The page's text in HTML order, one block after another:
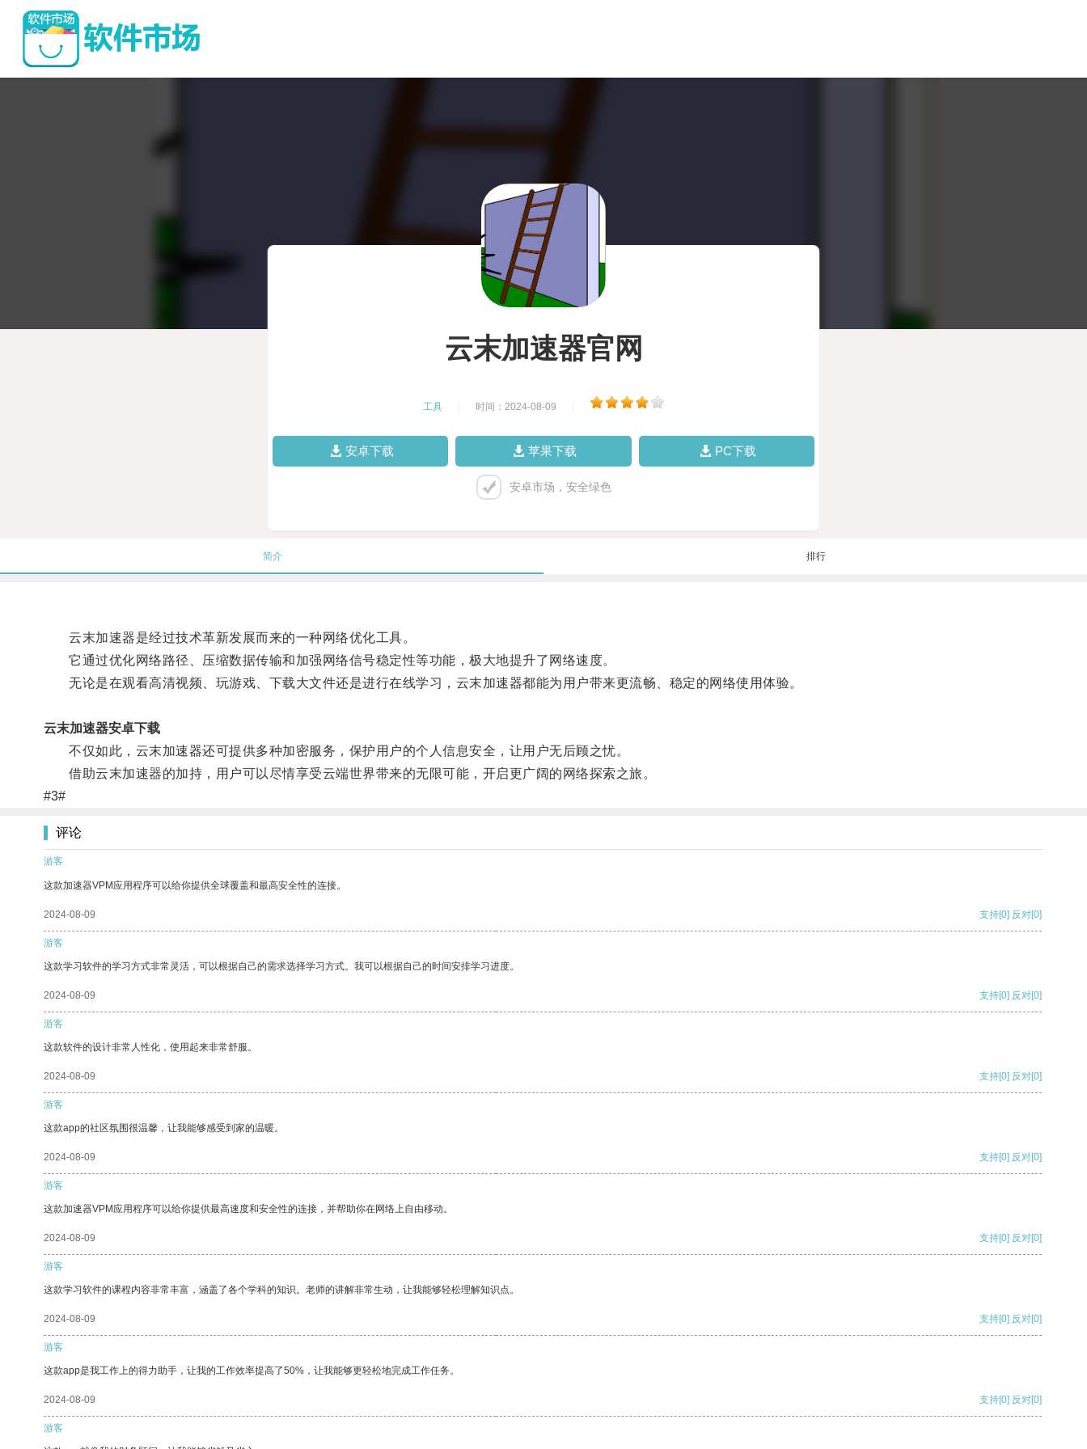
云末加速器官网
工具 时间：2024-08-09
安卓下载 苹果下载 PC下载
安卓市场，安全绿色
简介 排行
云末加速器是经过技术革新发展而来的一种网络优化工具。
它通过优化网络路径、压缩数据传输和加强网络信号稳定性等功能，极大地提升了网络速度。
无论是在观看高清视频、玩游戏、下载大文件还是进行在线学习，云末加速器都能为用户带来更流畅、稳定的网络使用体验。
云末加速器安卓下载
不仅如此，云末加速器还可提供多种加密服务，保护用户的个人信息安全，让用户无后顾之忧。
借助云末加速器的加持，用户可以尽情享受云端世界带来的无限可能，开启更广阔的网络探索之旅。
#3#
评论
游客
这款加速器VPM应用程序可以给你提供全球覆盖和最高安全性的连接。
2024-08-09 支持[0] 反对[0]
游客
这款学习软件的学习方式非常灵活，可以根据自己的需求选择学习方式。我可以根据自己的时间安排学习进度。
2024-08-09 支持[0] 反对[0]
游客
这款软件的设计非常人性化，使用起来非常舒服。
2024-08-09 支持[0] 反对[0]
游客
这款app的社区氛围很温馨，让我能够感受到家的温暖。
2024-08-09 支持[0] 反对[0]
游客
这款加速器VPM应用程序可以给你提供最高速度和安全性的连接，并帮助你在网络上自由移动。
2024-08-09 支持[0] 反对[0]
游客
这款学习软件的课程内容非常丰富，涵盖了各个学科的知识。老师的讲解非常生动，让我能够轻松理解知识点。
2024-08-09 支持[0] 反对[0]
游客
这款app是我工作上的得力助手，让我的工作效率提高了50%，让我能够更轻松地完成工作任务。
2024-08-09 支持[0] 反对[0]
游客